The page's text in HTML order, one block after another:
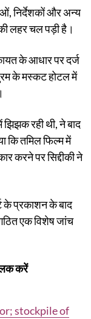
निर्देशकों और अन्य
लहर चल पड़ी है।
के आधार पर दर्ज
के मस्कट होटल में
रही थी, ने बाद
कि तमिल फिल्म में
करने पर सिद्दीकी ने
के प्रकाशन के बाद
एक विशेष जांच
करें
stockpile of